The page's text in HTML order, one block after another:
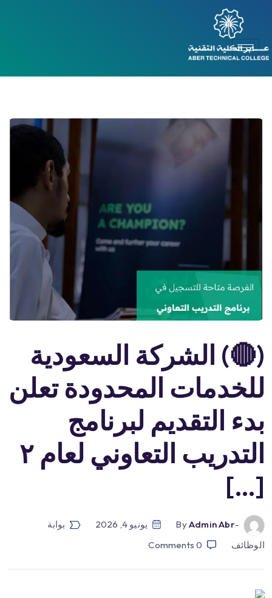
(🔴) الشركة السعودية
للخدمات المحدودة تعلن
بدء التقديم لبرنامج
التدريب التعاوني لعام ٢
[…]
-by
Admin Abr يونيو 4, 2026
بوابة
الوظائف
0
Comments